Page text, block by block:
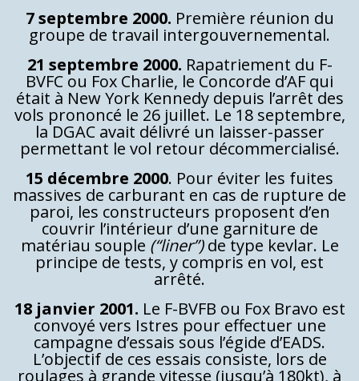
7 septembre 2000. Première réunion du
groupe de travail intergouvernemental.
21 septembre 2000. Rapatriement du F-
BVFC ou Fox Charlie, le Concorde d’AF qui
était à New York Kennedy depuis l’arrêt des
vols prononcé le 26 juillet. Le 18 septembre,
la DGAC avait délivré un laisser-passer
permettant le vol retour décommercialisé.
15 décembre 2000. Pour éviter les fuites
massives de carburant en cas de rupture de
paroi, les constructeurs proposent d’en
couvrir l’intérieur d’une garniture de
matériau souple (“liner”)de type kevlar. Le
principe de tests, y compris en vol, est
arrêté.
18 janvier 2001. Le F-BVFB ou Fox Bravo est
convoyé vers Istres pour effectuer une
campagne d’essais sous l’égide d’EADS.
L’objectif de ces essais consiste, lors de
roulages à grande vitesse (jusqu’à 180kt), à